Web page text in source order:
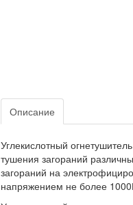
Описание
Углекислотный
тушения загораний
загораний на
напряжением не более